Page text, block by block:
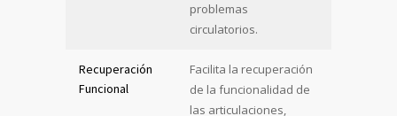
problemas
circulatorios.
Recuperación
Funcional
Facilita la recuperación
de la funcionalidad de
las articulaciones,